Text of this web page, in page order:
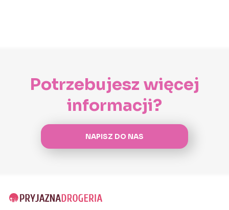
Potrzebujesz więcej
informacji?
NAPISZ DO NAS